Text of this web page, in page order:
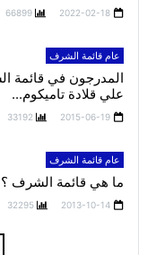
2022-02-18
66899
عام قائمة الشرف
المدرجون في قائمة
علي قلادة تاميكوم...
2015-06-19
33192
عام قائمة الشرف
ما هي قائمة الشرف ؟
2013-10-14
32295